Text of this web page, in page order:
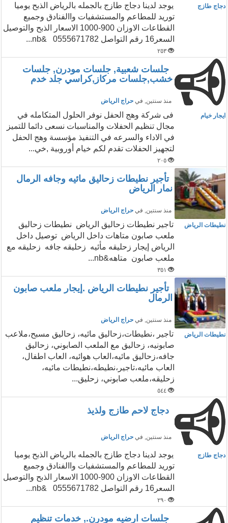
دجاج طازج
يوجد لدينا دجاج طازج بالجمله بالرياض الذبح يوميا
توريد للمطاعم والمستشفيات واالفنادق وجميع
القطاعات الاوزان 900-1000 الاسعار الذبح والتوصيل
السعر16 رقم التواصل 0555671782 &nb...
٢٥٣
جلسات شعبية, جلسات مودرن, جلسات
خشب,جلسات مركاز,كراسي جلد خدم
منذ سنتين, في حراج الرياض
ايجار خيام
فى شركة وهج الحفل نوفر الحلول المتكامله في
مجال تنظيم الحفلات والمناسبات نسعى دائما للتميز
في الاداء والسرعه في التنفيذ مؤسسة وهج الحفل
لتجهيز الحفلات تقدم لكم خيام أوروبية ,خي...
٢٠٥
تأجير نطيطات زحاليق مائيه وجافه الرمال
نمار الرياض
منذ سنتين, في حراج الرياض
نطيطات الرياض
تاجير نطيطات زحاليق الرياض نطيطات زحاليق
ملعب صابون متاهات داخل الرياض توصيل داخل
الرياض إيجار زحليقه مأئيه زحليقه جافه زحليقه مع
ملعب صابون متاهه&nb...
٣٥١
تأجير نطيطات الرياض .إيجار ملعب صابون
الرمال
منذ سنتين, في حراج الرياض
نطيطات الرياض
تاجير ،نطيطات،زحاليق مائيه، زحاليق مسبح،ملاعب
صابونيه، زحاليق مع الملعب الصابوني، زحاليق
جافه،زحاليق مائيه،العاب هوائيه، العاب اطفال،
العاب مائيه،تاجير،نطيطه،نطيطات مائيه،
زحليقه،ملعب صابوني، زحليق...
٥٤٤
دجاج لاحم طازج ولذيذ
منذ سنتين, في حراج الرياض
دجاج طازج
يوجد لدينا دجاج طازج بالجمله بالرياض الذبح يوميا
توريد للمطاعم والمستشفيات واالفنادق وجميع
القطاعات الاوزان 900-1000 الاسعار الذبح والتوصيل
السعر16 رقم التواصل 0555671782 &nb...
٢٩٠
جلسات ارضيه مودرن., خدمات تنظيم